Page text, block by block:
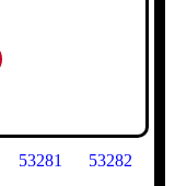
53281 53282